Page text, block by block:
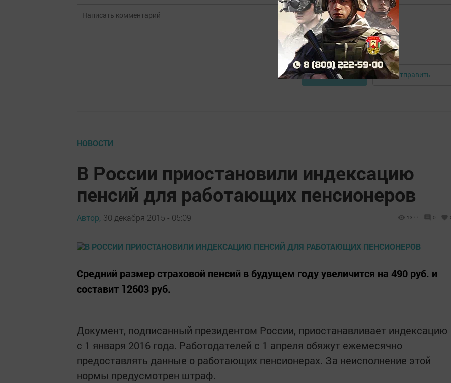
Авторизоваться Отправить
НОВОСТИ
В России приостановили индексацию
пенсий для работающих пенсионеров
Автор, 30 декабря 2015 - 05:09 1377 0
Средний размер страховой пенсий в будущем году увеличится на 490 руб. и
составит 12603 руб.
Документ, подписанный президентом России, приостанавливает индексацию
с 1 января 2016 года. Работодателей с 1 апреля обяжут ежемесячно
предоставлять данные о работающих пенсионерах. За неисполнение этой
нормы предусмотрен штраф.